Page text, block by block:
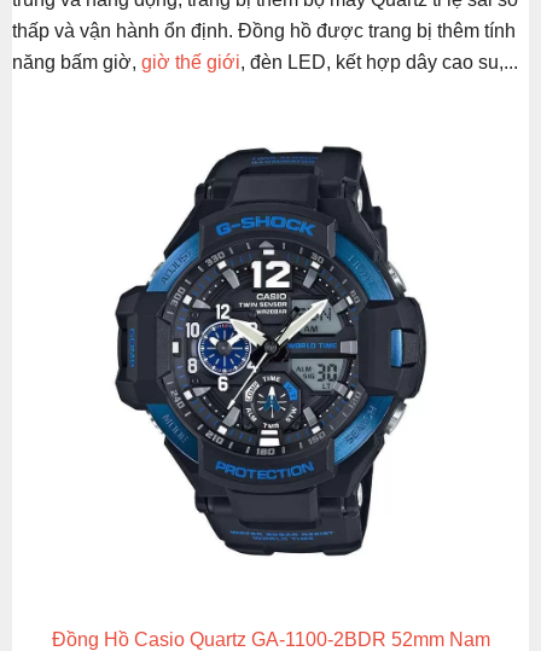
thấp và vận hành ổn định. Đồng hồ được trang bị thêm tính
năng bấm giờ, giờ thế giới, đèn LED, kết hợp dây cao su,...
Đồng Hồ Casio Quartz GA-1100-2BDR 52mm Nam